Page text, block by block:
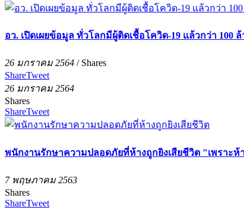
อว. เปิดเผยข้อมูล ทั่วโลกมีผู้ติดเชื้อโควิด-19 แล้วกว่า 100
26 มกราคม 2564 / Shares
ShareTweet
26 มกราคม 2564
Shares
ShareTweet
พนักงานรักษาความปลอดภัยที่ห้างถูกยิงเสียชีวิต "เพราะ
7 พฤษภาคม 2563
Shares
ShareTweet